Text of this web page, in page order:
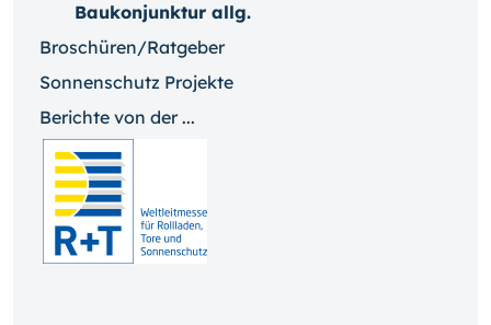
Baukonjunktur allg.
Broschüren/Ratgeber
Sonnenschutz Projekte
Berichte von der ...